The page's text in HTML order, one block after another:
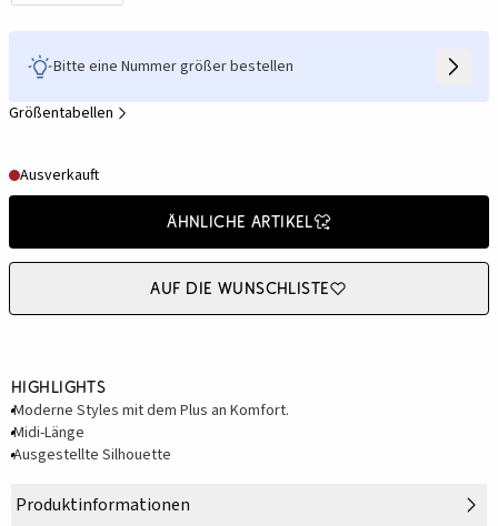
Bitte eine Nummer größer bestellen
Größentabellen
Ausverkauft
Ähnliche Artikel
Auf die Wunschliste
Highlights
Moderne Styles mit dem Plus an Komfort.
Midi-Länge
Ausgestellte Silhouette
Produktinformationen